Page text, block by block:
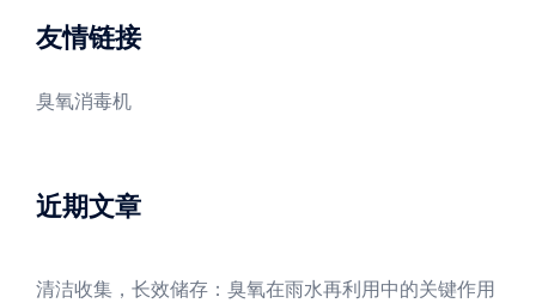
友情链接
臭氧消毒机
近期文章
清洁收集，长效储存：臭氧在雨水再利用中的关键作用